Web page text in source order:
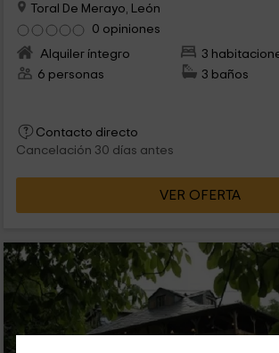
Toral De Merayo, León
0 opiniones
Alquiler íntegro
3
6 personas
3 baños
Contacto directo
Cancelación 30 días antes
VER OFERTA